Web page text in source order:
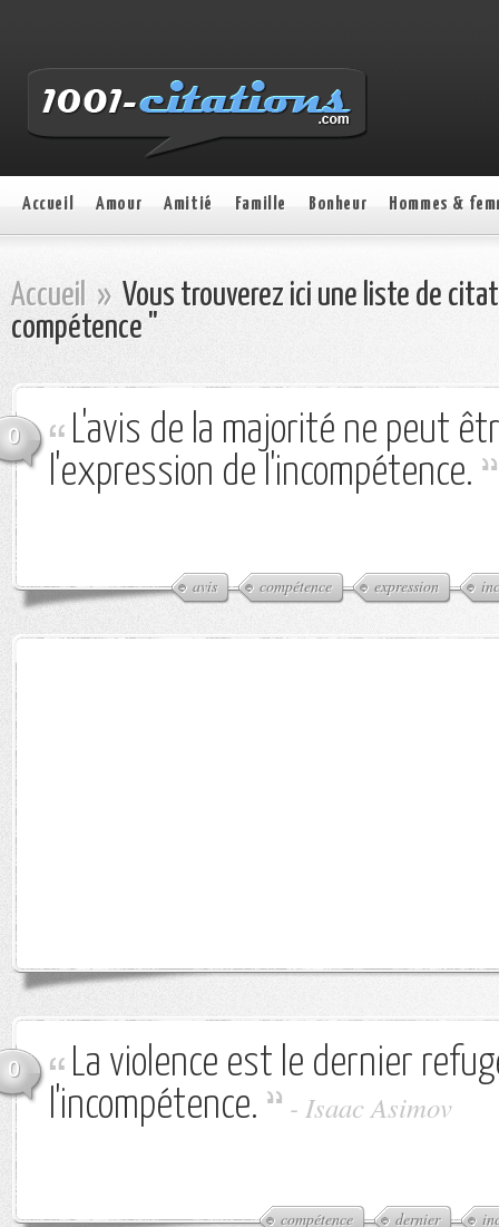
Accueil Amour Amitié Famille Bonheur Hommes &
Accueil » Vous trouverez ici une liste de
compétence "
0
L'avis de la majorité ne peut
l'expression de l'incompétence.
avis compétence expression
0
La violence est le dernier
l'incompétence.
- Isaac Asimov
compétence dernier